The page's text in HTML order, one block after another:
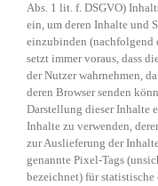
Abs. 1 lit. f. DSGVO)
ein, um deren Inhalte und
einzubinden (nachfolgend
setzt immer voraus, dass
der Nutzer wahrnehmen,
deren Browser senden
Darstellung dieser Inhalte
Inhalte zu verwenden,
zur Auslieferung der
genannte Pixel-Tags
bezeichnet) für